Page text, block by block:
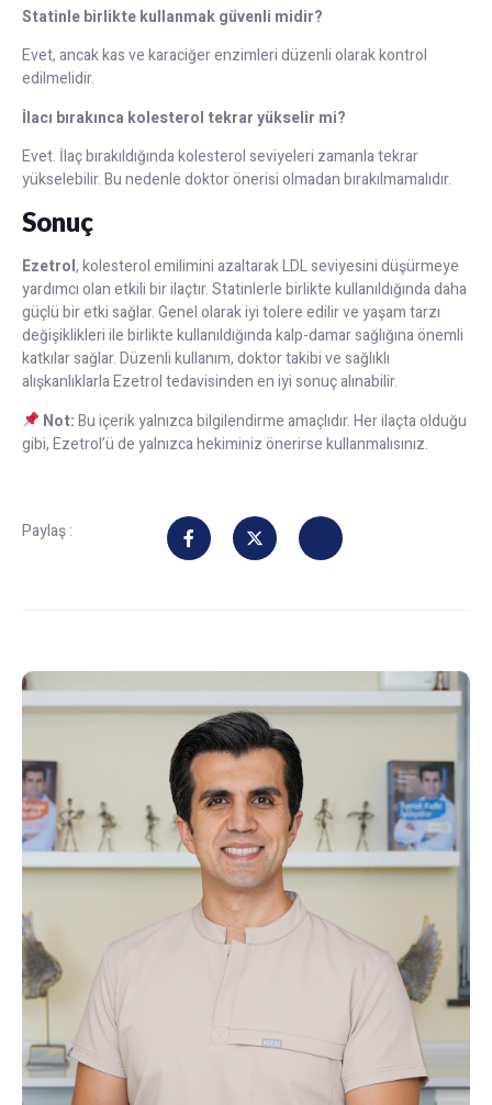
Statinle birlikte kullanmak güvenli midir?
Evet, ancak kas ve karaciğer enzimleri düzenli olarak kontrol
edilmelidir.
İlacı bırakınca kolesterol tekrar yükselir mi?
Evet. İlaç bırakıldığında kolesterol seviyeleri zamanla tekrar
yükselebilir. Bu nedenle doktor önerisi olmadan bırakılmamalıdır.
Sonuç
Ezetrol, kolesterol emilimini azaltarak LDL seviyesini düşürmeye
yardımcı olan etkili bir ilaçtır. Statinlerle birlikte kullanıldığında daha
güçlü bir etki sağlar. Genel olarak iyi tolere edilir ve yaşam tarzı
değişiklikleri ile birlikte kullanıldığında kalp-damar sağlığına önemli
katkılar sağlar. Düzenli kullanım, doktor takibi ve sağlıklı
alışkanlıklarla Ezetrol tedavisinden en iyi sonuç alınabilir.
Not:Bu içerik yalnızca bilgilendirme amaçlıdır. Her ilaçta olduğu
gibi, Ezetrol’ü de yalnızca hekiminiz önerirse kullanmalısınız.
Paylaş :